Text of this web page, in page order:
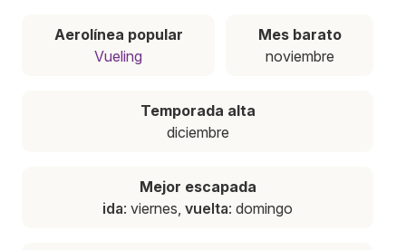
Aerolínea popular
Vueling
Mes barato
noviembre
Temporada alta
diciembre
Mejor escapada
ida: viernes, vuelta: domingo